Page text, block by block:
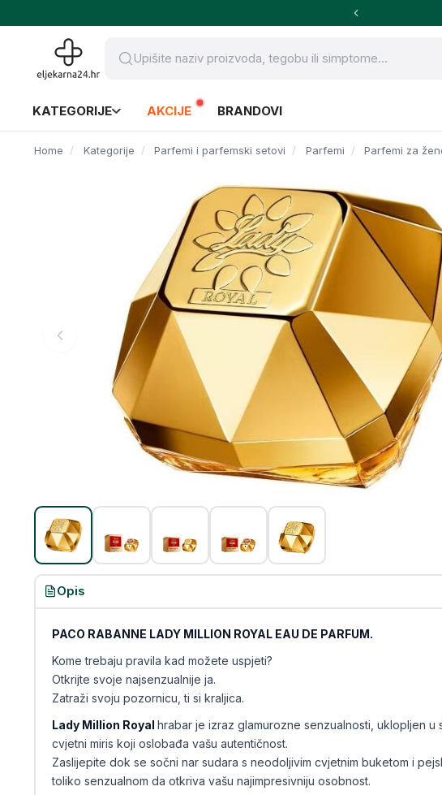
KATEGORIJE AKCIJE BRANDOVI
Home Kategorije Parfemi i parfemski setovi Parfemi Parfemi za
Facebook
WhatsApp
X (Twitter)
Kopiraj link
Opis
PACO RABANNE LADY MILLION ROYAL EAU DE PARFUM.
Kome trebaju pravila kad možete uspjeti?
Otkrijte svoje najsenzualnije ja.
Zatraži svoju pozornicu, ti si kraljica.
Lady Million Royal hrabar je izraz glamurozne senzualnosti, uklopljen u
cvjetni miris koji oslobađa vašu autentičnost.
Zaslijepite dok se sočni nar sudara s neodoljivim cvjetnim buketom i
toliko senzualnom da otkriva vašu najimpresivniju osobnost.